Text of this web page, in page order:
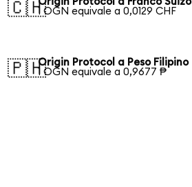
🇨🇭1 OGN equivale a 0,0129 CHF
🇵🇭Origin Protocol a Peso Filipino
1 OGN equivale a 0,9677 ₱